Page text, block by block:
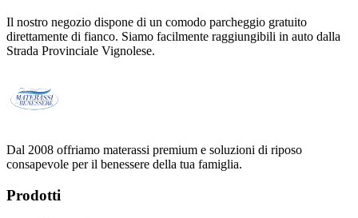
Il nostro negozio dispone di un comodo parcheggio gratuito
direttamente di fianco. Siamo facilmente raggiungibili in auto dalla
Strada Provinciale Vignolese.
Dal 2008 offriamo materassi premium e soluzioni di riposo
consapevole per il benessere della tua famiglia.
Prodotti